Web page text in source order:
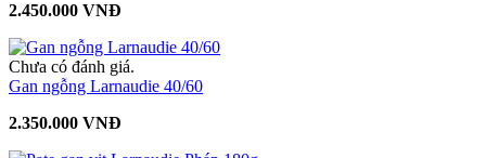
2.450.000 VNĐ
Chưa có đánh giá.
Gan ngỗng Larnaudie 40/60
2.350.000 VNĐ